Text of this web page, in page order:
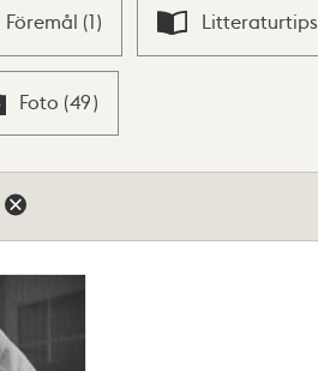
Föremål (1) Litteraturtips
Foto (49)